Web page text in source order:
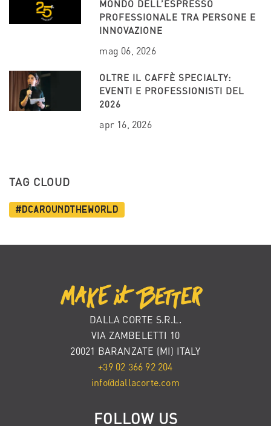
MONDO DELL’ESPRESSO
PROFESSIONALE TRA PERSONE E
INNOVAZIONE
mag 06, 2026
OLTRE IL CAFFÈ SPECIALTY:
EVENTI E PROFESSIONISTI DEL
2026
apr 16, 2026
TAG CLOUD
#dcaroundtheworld
DALLA CORTE S.R.L.
VIA ZAMBELETTI 10
20021 BARANZATE (MI) ITALY
+39 02 366 92 204
info@dallacorte.com
FOLLOW US